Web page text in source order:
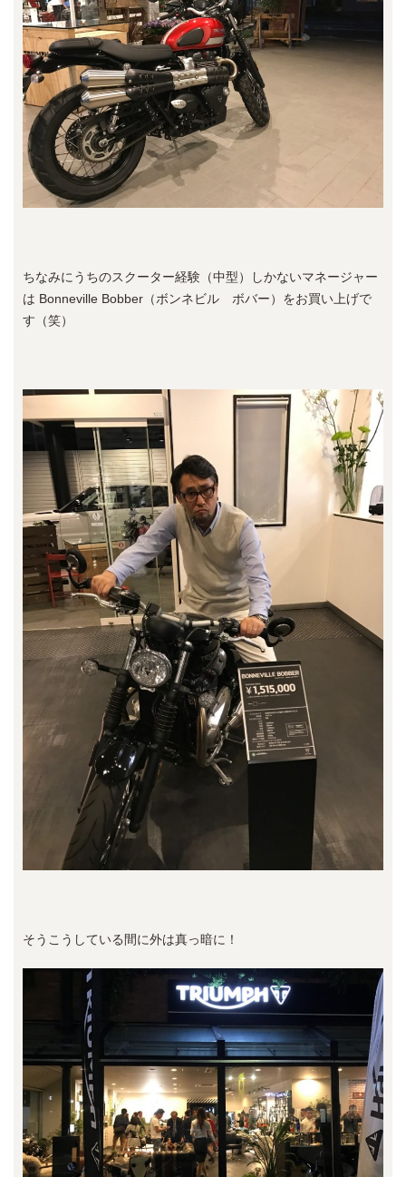
ちなみにうちのスクーター経験（中型）しかないマネージャー
は Bonneville Bobber（ボンネビル ボバー）をお買い上げで
す（笑）
そうこうしている間に外は真っ暗に！